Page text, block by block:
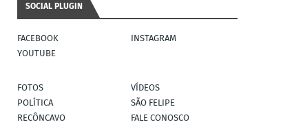
SOCIAL PLUGIN
FACEBOOK
INSTAGRAM
YOUTUBE
FOTOS
VÍDEOS
POLÍTICA
SÃO FELIPE
RECÔNCAVO
FALE CONOSCO